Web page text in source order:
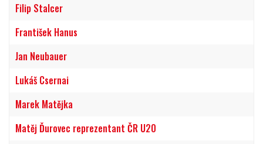
Filip Stalcer
František Hanus
Jan Neubauer
Lukáš Csernai
Marek Matějka
Matěj Ďurovec reprezentant ČR U20